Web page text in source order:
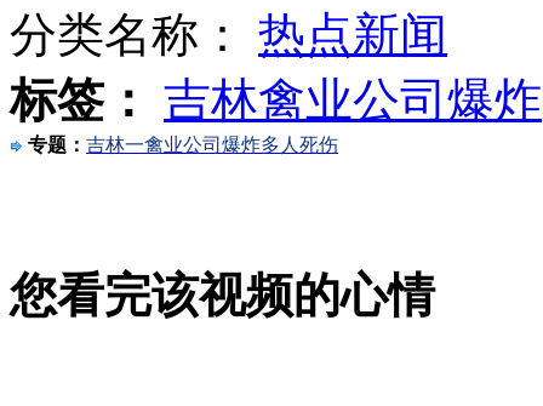
苏州恢复活禽交易需"四分开" 部分市场未达标
分类名称： 热点新闻
标签： 吉林禽业公司爆炸
专题： 吉林一禽业公司爆炸多人死伤
您看完该视频的心情